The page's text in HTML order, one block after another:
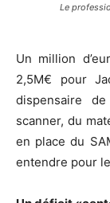
Le
Un million
2,5M€ pour
dispensaire
scanner, du
en place du
entendre pour